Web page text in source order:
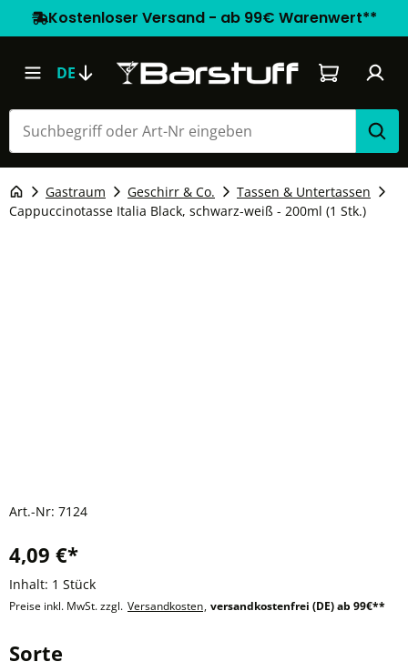
Kostenloser Versand - ab 99€ Warenwert**
DE Warenkorb
Gastraum Geschirr & Co.
Tassen & Untertassen
Cappuccinotasse Italia Black, schwarz-weiß - 200ml (1 Stk.)
Art.-Nr: 7124
4,09 €*
Inhalt: 1 Stück
Preise inkl. MwSt. zzgl. Versandkosten, versandkostenfrei (DE) ab 99€**
Sorte